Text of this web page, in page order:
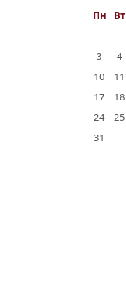
Пн Вт
3
4
10
11
17
18
24
25
31